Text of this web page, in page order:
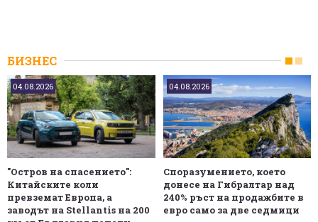
БИЗНЕС
04.08.2026
"Остров на спасението":
Китайските коли
превземат Европа, а
заводът на Stellantis на 200
04.08.2026
Споразумението, което
донесе на Гибралтар над
240% ръст на продажбите в
евро само за две седмици